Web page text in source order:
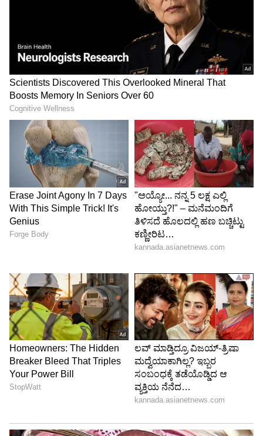
ರೈಲ್ವೆ ಇಲಾಖೆಯ ಸಮರ್ಥನೆ ಏನು?
ಈ ಬಗ್ಗೆ ರೈಲ್ವೆ ಅಧಿಕಾರಿಗಳನ್ನು ಕೇಳಿದಾಗ, ಅವರು ಮೆಜೆಸ್ಟಿಕ್
ಮತ್ತು ಕಂಟೋನ್ಮೆಂಟ್ ನಿಲ್ದಾಣಗಳಲ್ಲಿನ ಅತಿಯಾದ
ದಟ್ಟಣೆಯನ್ನು ಕಡಿಮೆ ಮಾಡಲು SMVT ಟರ್ಮಿನಲ್ ಅನ್ನು
ಅಭಿವೃದ್ಧಿಪಡಿಸಲಾಗಿದೆ ಎಂದು ತಿಳಿಸಿದ್ದಾರೆ. ಆರಂಭದಲ್ಲಿ
ಕಂಟೋನ್ಮೆಂಟ್ ನಿಲ್ದಾಣವನ್ನು ಈ ರೈಲುಗಳಿಗೆ ಟರ್ಮಿನಲ್
ಮಾಡಲು ಉದ್ದೇಶಿಸಲಾಗಿತ್ತು. ಆದರೆ, ಅಲ್ಲಿ 'ಪಿಟ್-ಲೈನ್'
ಮತ್ತು ಚಾರ್ಜಿಂಗ್ ಸೌಲಭ್ಯಗಳ ಕೊರತೆ ಇರುವುದರಿಂದ
ತಾತ್ಕಾಲಿಕವಾಗಿ SMVT ನಿಲ್ದಾಣವನ್ನು ಬಳಸಲಾಗುತ್ತಿದೆ
ಎಂದು ಅಧಿಕಾರಿಗಳು ವಿವರಿಸಿದ್ದಾರೆ.
ಉತ್ತರ ಕರ್ನಾಟಕದ ಜನರಿಗೆ ಅನುಕೂಲ ಮಾಡಿಕೊಡಿ
ಆದರೆ, ಕೇವಲ ದಟ್ಟಣೆ ಕಡಿಮೆ ಮಾಡುವ ನೆಪದಲ್ಲಿ